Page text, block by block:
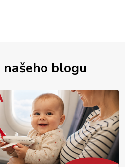
našeho blogu